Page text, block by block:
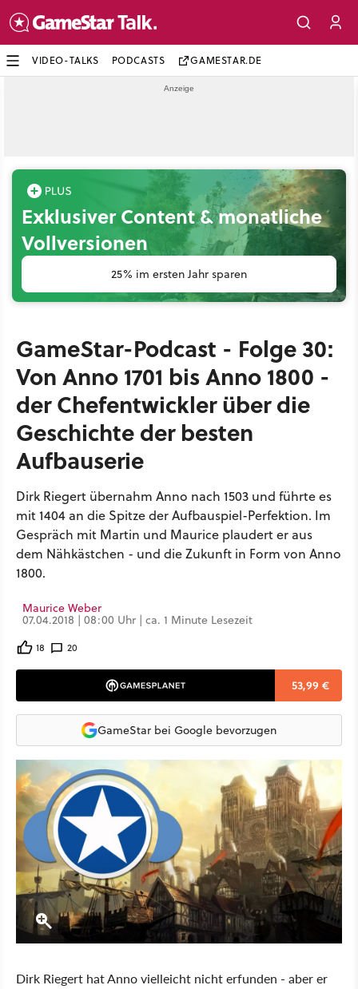
VIDEO-TALKS PODCASTS GAMESTAR.DE
Exklusiver Content & monatliche
Vollversionen
25% im ersten Jahr sparen
GameStar-Podcast - Folge 30:
Von Anno 1701 bis Anno 1800 -
der Chefentwickler über die
Geschichte der besten
Aufbauserie
Dirk Riegert übernahm Anno nach 1503 und führte es
mit 1404 an die Spitze der Aufbauspiel-Perfektion. Im
Gespräch mit Martin und Maurice plaudert er aus
dem Nähkästchen - und die Zukunft in Form von Anno
1800.
Maurice Weber
07.04.2018 | 08:00 Uhr | ca. 1 Minute Lesezeit
18 20
53,99 €
GameStar bei Google bevorzugen
Dirk Riegert hat Anno vielleicht nicht erfunden - aber er